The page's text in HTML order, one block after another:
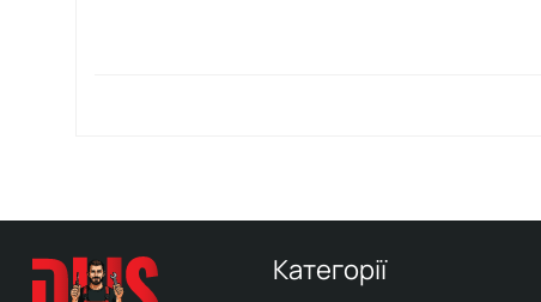
Категорії